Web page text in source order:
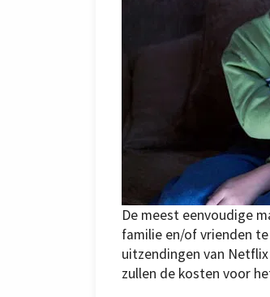
De meest eenvoudige
familie en/of vrienden
uitzendingen van
zullen de kosten voor